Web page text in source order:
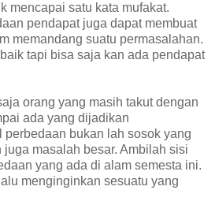
mencapai satu kata mufakat.
pendapat juga dapat membuat
memandang suatu permasalahan.
tapi bisa saja kan ada pendapat
orang yang masih takut dengan
ada yang dijadikan
perbedaan bukan lah sosok yang
masalah besar. Ambilah sisi
yang ada di alam semesta ini.
menginginkan sesuatu yang